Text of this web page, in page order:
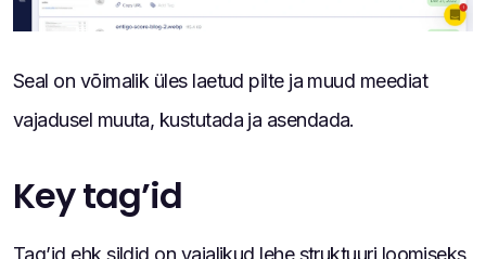
Seal on võimalik üles laetud pilte ja muud meediat
vajadusel muuta, kustutada ja asendada.
Key tag’id
Tag’id ehk sildid on vajalikud lehe struktuuri loomiseks